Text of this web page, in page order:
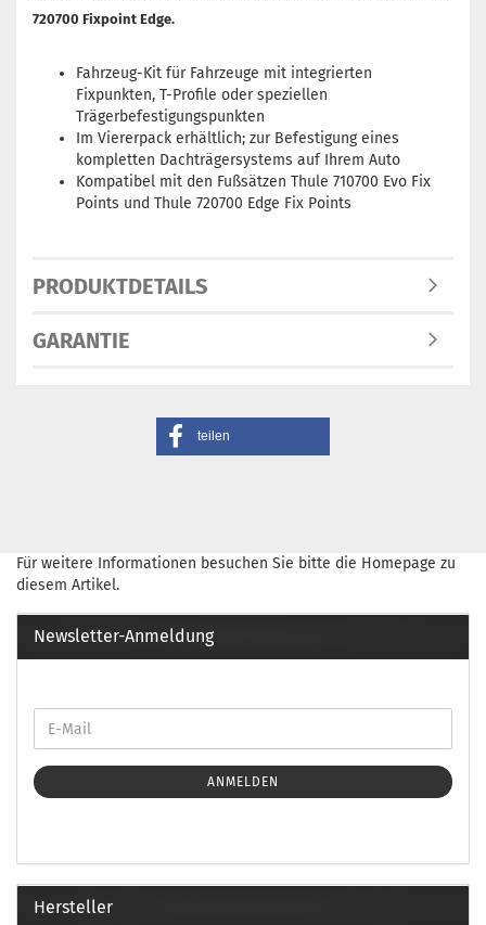
720700 Fixpoint Edge.
Fahrzeug-Kit für Fahrzeuge mit integrierten
Fixpunkten, T-Profile oder speziellen
Trägerbefestigungspunkten
Im Viererpack erhältlich; zur Befestigung eines
kompletten Dachträgersystems auf Ihrem Auto
Kompatibel mit den Fußsätzen Thule 710700 Evo Fix
Points und Thule 720700 Edge Fix Points
PRODUKTDETAILS
GARANTIE
teilen
Für weitere Informationen besuchen Sie bitte die Homepage zu
diesem Artikel.
Newsletter-Anmeldung
ANMELDEN
Hersteller